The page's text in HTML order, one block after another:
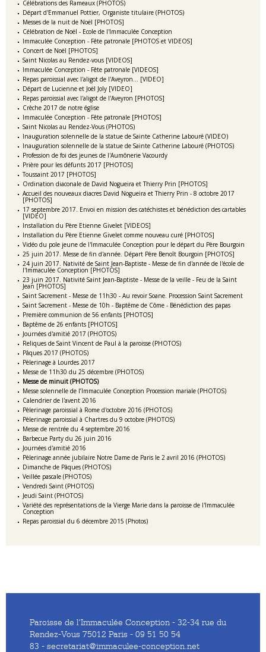
Célébrations des Rameaux (PHOTOS)
Départ d'Emmanuel Pottier, Organiste titulaire (PHOTOS)
Messes de la nuit de Noël [PHOTOS]
Célébration de Noël - Ecole de l'Immaculée Conception
Immaculée Conception - Fête patronale [PHOTOS et VIDEOS]
Concert de Noël [PHOTOS]
Saint Nicolas au Rendez-vous [VIDEOS]
Immaculée Conception - Fête patronale [VIDEOS]
Repas paroissial avec l'aligot de l'Aveyron... [VIDEO]
Départ de Lucienne et Joël Joly [VIDEO]
Repas paroissial avec l'aligot de l'Aveyron [PHOTOS]
Crèche 2017 de notre église
Immaculée Conception - Fête patronale [PHOTOS]
Saint Nicolas au Rendez-Vous (PHOTOS)
Inauguration solennelle de la statue de Sainte Catherine Labouré (VIDEO)
Inauguration solennelle de la statue de Sainte Catherine Labouré (PHOTOS)
Profession de foi des jeunes de l'Aumônerie Vacourdy
Prière pour les défunts 2017 [PHOTOS]
Toussaint 2017 [PHOTOS]
Ordination diaconale de David Nogueira et Thierry Prin [PHOTOS]
Accueil des nouveaux diacres David Nogueira et Thierry Prin - 8 octobre 2017
[PHOTOS]
17 septembre 2017. Envoi en mission des catéchistes et bénédiction des cartables
[VIDEO]
Installation du Père Etienne Givelet [VIDEOS]
Installation du Père Etienne Givelet comme nouveau curé [PHOTOS]
Vidéo du pole jeune de l'Immaculée Conception pour le départ du Père Bourgoin
25 juin 2017. Messe de fin d'année. Départ Père Benoît Bourgoin [PHOTOS]
24 juin 2017. Nativité de Saint Jean-Baptiste - Messe de fin d'année de l'école de
l'Immaculée Conception [PHOTOS]
23 juin 2017. Nativité Saint Jean-Baptiste - Messe de la veille - Feu de la Saint
Jean [PHOTOS]
Saint Sacrement - Messe de 11h30 - Au revoir Soane. Procession Saint Sacrement
Saint Sacrement - Messe de 10h - Baptême de Côme - Bénédiction des papas
Première communion de 56 enfants [PHOTOS]
Baptême de 26 enfants [PHOTOS]
Journées d'amitié 2017 (PHOTOS)
Reliques de Saint Vincent de Paul à la paroisse (PHOTOS)
Pâques 2017 (PHOTOS)
Pèlerinage à Lourdes 2017
Messe de 11h30 du 25 décembre (PHOTOS)
Messe de minuit (PHOTOS)
Messe solennelle de l’Immaculée Conception Procession mariale (PHOTOS)
Calendrier de l'avent 2016
Pèlerinage paroissial à Rome d'octobre 2016 (PHOTOS)
Pèlerinage paroissial à Chartres du 9 octobre (PHOTOS)
Messe de rentrée du 4 septembre 2016
Barbecue Party du 26 juin 2016
Journées d'amitié 2016
Pèlerinage année jubilaire Notre Dame de Paris le 2 avril 2016 (PHOTOS)
Dimanche de Pâques (PHOTOS)
Veillée pascale (PHOTOS)
Vendredi Saint (PHOTOS)
Jeudi Saint (PHOTOS)
Variété des représentations de la Vierge Marie dans la paroisse de l'Immaculée
Conception
Repas paroissial du 6 décembre 2015 (Photos)
Paroisse de l'Immaculée Conception - 32-34 rue du
Rendez-Vous 75012 Paris - 09 51 50 54
83 - secretariat@immaculee-conception.net